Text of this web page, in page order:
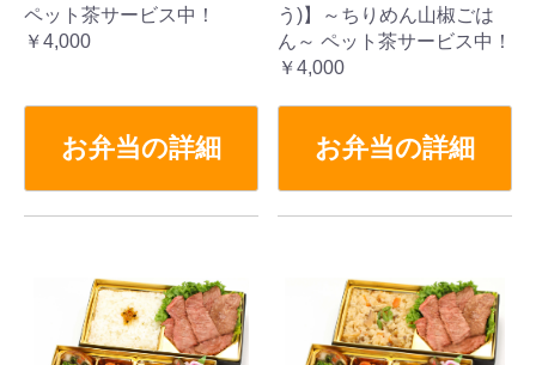
ペット茶サービス中！
￥4,000
お弁当の詳細
う)】～ちりめん山椒ごは
ん～ ペット茶サービス中！
￥4,000
お弁当の詳細